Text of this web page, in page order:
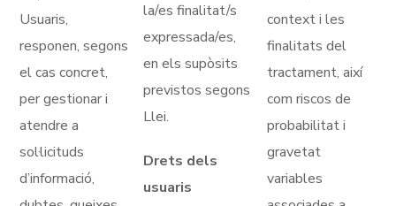
Usuaris,
responen, segons
el cas concret,
per gestionar i
atendre a
sol·licituds
d’informació,
la/es finalitat/s
expressada/es,
en els supòsits
previstos segons
Llei.
Drets dels
usuaris
context i les
finalitats del
tractament, així
com riscos de
probabilitat i
gravetat
variables